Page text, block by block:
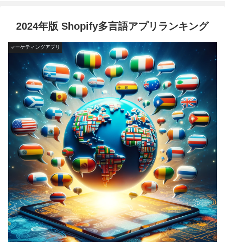
2024年版 Shopify多言語アプリランキング
マーケティングアプリ